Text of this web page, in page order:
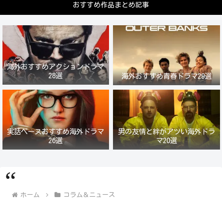
おすすめ作品まとめ記事
海外おすすめアクションドラマ
28選
海外おすすめ青春ドラマ29選
実話ベースおすすめ海外ドラマ
26選
男の友情と絆がアツい海外ドラ
マ20選
ホーム コラム＆ニュース